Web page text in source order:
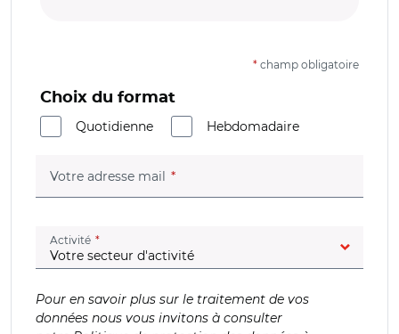
* champ obligatoire
Choix du format
Quotidienne
Hebdomadaire
Votre adresse mail (champ obligatoire)
Activité (champ obligatoire)
Pour en savoir plus sur le traitement de vos
données nous vous invitons à consulter